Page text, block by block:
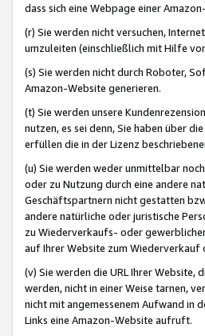
dass sich eine Webpage einer
(r) Sie werden nicht versuchen,
umzuleiten (einschließlich mit Hilfe
(s) Sie werden nicht durch Roboter,
Amazon-Website generieren.
(t) Sie werden unsere
nutzen, es sei denn, Sie haben über
erfüllen die in der Lizenz
(u) Sie werden weder unmittelbar
oder zu Nutzung durch eine andere
Geschäftspartnern nicht gestatten
andere natürliche oder juristische
zu Wiederverkaufs- oder
auf Ihrer Website zum
(v) Sie werden die URL Ihrer
werden, nicht in einer Weise tarnen,
nicht mit angemessenem Aufwand in
Links eine Amazon-Website aufruft.